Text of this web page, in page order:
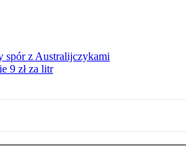
spór z Australijczykami
9 zł za litr